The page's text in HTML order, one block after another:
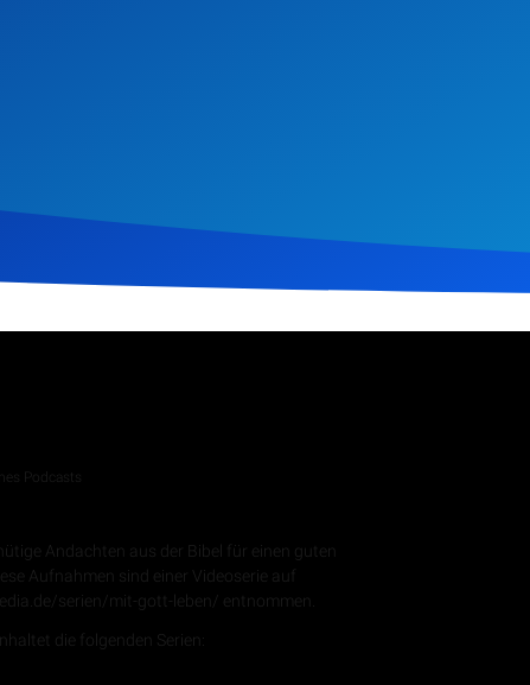
Podcasts
Andachten aus der Bibel für einen guten
Aufnahmen sind einer Videoserie auf
serien/mit-gott-leben/ entnommen.
die folgenden Serien: